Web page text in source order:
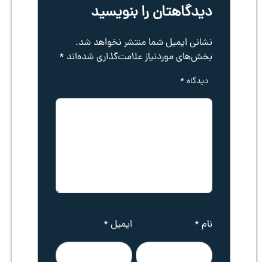
دیدگاهتان را بنویسید
نشانی ایمیل شما منتشر نخواهد شد.
بخش‌های موردنیاز علامت‌گذاری شده‌اند *
دیدگاه*
نام * ایمیل *